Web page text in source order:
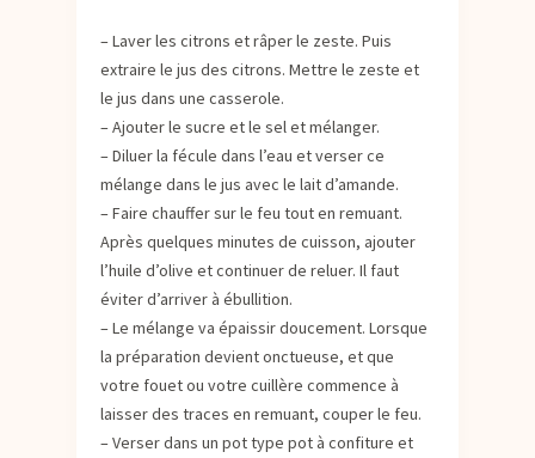
– Laver les citrons et râper le zeste. Puis
extraire le jus des citrons. Mettre le zeste et
le jus dans une casserole.
– Ajouter le sucre et le sel et mélanger.
– Diluer la fécule dans l’eau et verser ce
mélange dans le jus avec le lait d’amande.
– Faire chauffer sur le feu tout en remuant.
Après quelques minutes de cuisson, ajouter
l’huile d’olive et continuer de reluer. Il faut
éviter d’arriver à ébullition.
– Le mélange va épaissir doucement. Lorsque
la préparation devient onctueuse, et que
votre fouet ou votre cuillère commence à
laisser des traces en remuant, couper le feu.
– Verser dans un pot type pot à confiture et